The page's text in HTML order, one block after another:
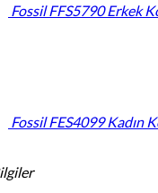
Fossil FFS5790 Erkek
Fossil FES4099 Kadın